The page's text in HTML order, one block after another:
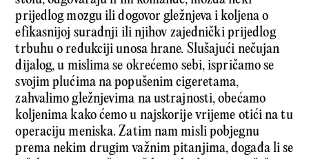
prijedlog mozgu ili dogovor gležnjeva i koljena o
efikasnijoj suradnji ili njihov zajednički prijedlog
trbuhu o redukciji unosa hrane. Slušajući nečujan
dijalog, u mislima se okrećemo sebi, ispričamo se
svojim plućima na popušenim cigeretama,
zahvalimo gležnjevima na ustrajnosti, obećamo
koljenima kako ćemo u najskorije vrijeme otići na tu
operaciju meniska. Zatim nam misli pobjegnu
prema nekim drugim važnim pitanjima, događa li se